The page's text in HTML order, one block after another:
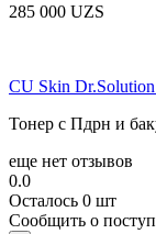
285 000 UZS
CU Skin
Тонер с Пдрн и
еще нет отзывов
0.0
Осталось 0 шт
Сообщить о